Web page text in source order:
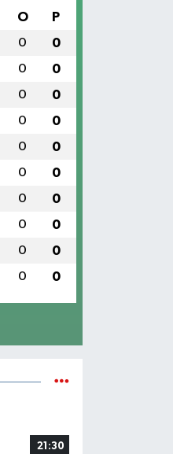
O P
0 0
0 0
0 0
0 0
0 0
0 0
0 0
0 0
0 0
0 0
21:30